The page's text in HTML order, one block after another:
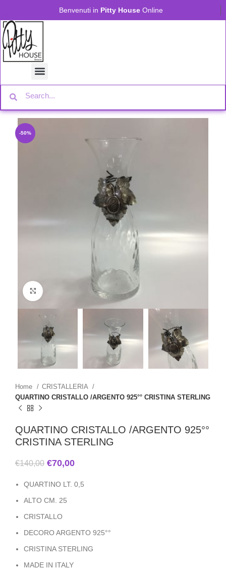
Benvenuti in Pitty House Online
-50%
Home
CRISTALLERIA
QUARTINO CRISTALLO /ARGENTO 925°° CRISTINA STERLING
QUARTINO CRISTALLO /ARGENTO 925°°
CRISTINA STERLING
€140,00 €70,00
QUARTINO LT. 0,5
ALTO CM. 25
CRISTALLO
DECORO ARGENTO 925°°
CRISTINA STERLING
MADE IN ITALY